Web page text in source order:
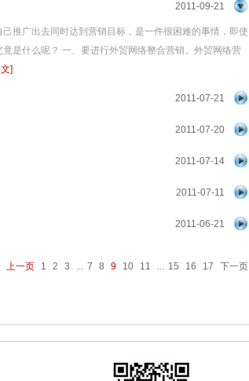
2011-09-21
推广出去同时达到营销目标，是一件很困难的事情，即使
是什么呢？ 一、要进行外贸网络整合营销。外贸网络营
]
2011-07-21
2011-07-20
2011-07-14
2011-07-11
2011-06-21
上一页 1 2 3 ... 7 8 9 10 11 ... 15 16 17 下一页